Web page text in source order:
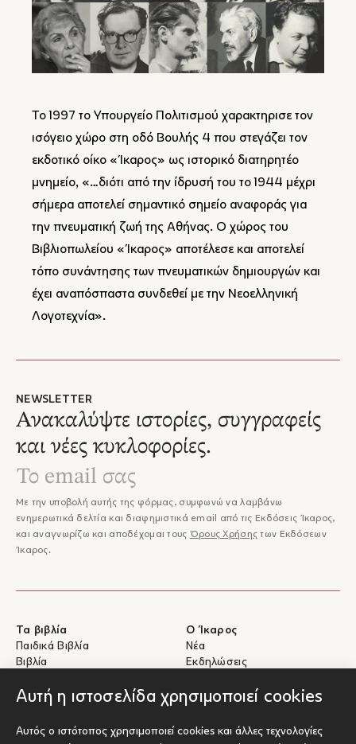
Αυτή η ιστοσελίδα χρησιμοποιεί cookies
Αυτός ο ιστότοπος χρησιμοποιεί cookies και άλλες τεχνολογίες
Το 1997 το Υπουργείο Πολιτισμού χαρακτηρισε τον
ισόγειο χώρο στη οδό Βουλής 4 που στεγάζει τον
εκδοτικό οίκο «Ίκαρος» ως ιστορικό διατηρητέο
μνημείο, «…διότι από την ίδρυσή του το 1944 μέχρι
σήμερα αποτελεί σημαντικό σημείο αναφοράς για
την πνευματική ζωή της Αθήνας. Ο χώρος του
Βιβλιοπωλείου «Ίκαρος» αποτέλεσε και αποτελεί
τόπο συνάντησης των πνευματικών δημιουργών και
έχει αναπόσπαστα συνδεθεί με την Νεοελληνική
Λογοτεχνία».
NEWSLETTER
Ανακαλύψτε ιστορίες, συγγραφείς
και νέες κυκλοφορίες.
Με την υποβολή αυτής της φόρμας, συμφωνώ να λαμβάνω
ενημερωτικά δελτία και διαφημιστικά email από τις Εκδόσεις Ίκαρος,
και αναγνωρίζω και αποδέχομαι τους Όρους Χρήσης των Εκδόσεων
Ίκαρος.
Τα βιβλία
Παιδικά Βιβλία
Βιβλία
Ο Ίκαρος
Νέα
Εκδηλώσεις
Βοήθεια
Αποστολές & Επιστροφές
Για Συγγραφείς
Υποβολή έργου προς έκδοση